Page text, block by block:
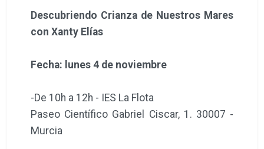
Descubriendo Crianza de Nuestros Mares
con Xanty Elías
Fecha: lunes 4 de noviembre
-De 10h a 12h - IES La Flota
Paseo Científico Gabriel Ciscar, 1. 30007 -
Murcia